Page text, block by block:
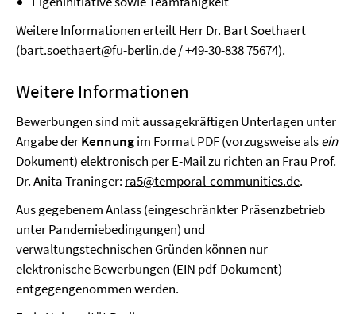
Weitere Informationen erteilt Herr Dr. Bart Soethaert
(bart.soethaert@fu-berlin.de/ +49-30-838 75674).
Weitere Informationen
Bewerbungen sind mit aussagekräftigen Unterlagen unter
Angabe derKennungim Format PDF (vorzugsweise alsein
Dokument) elektronisch per E-Mail zu richten an Frau Prof.
Dr. Anita Traninger: ra5@temporal-communities.de.
Aus gegebenem Anlass (eingeschränkter Präsenzbetrieb
unter Pandemiebedingungen) und
verwaltungstechnischen Gründen können nur
elektronische Bewerbungen (EIN pdf-Dokument)
entgegengenommen werden.